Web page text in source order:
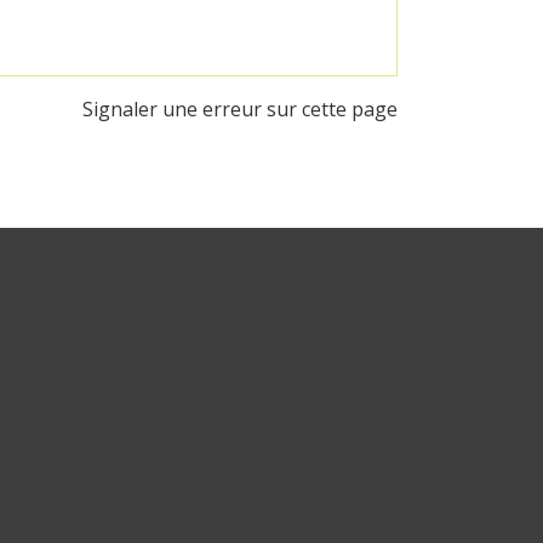
Signaler une erreur sur cette page